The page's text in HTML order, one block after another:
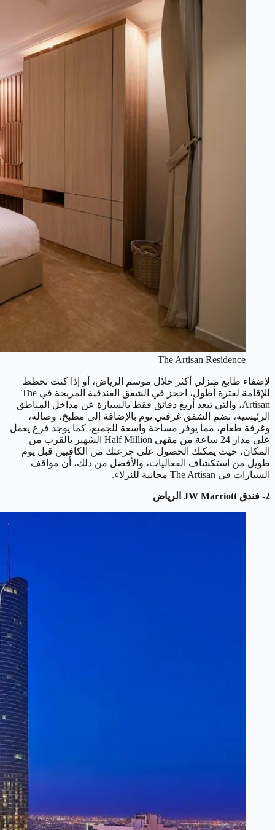
The Artisan Residence
لإضفاء طابع منزلي أكثر خلال موسم الرياض، أو إذا كنت تخطط
للإقامة لفترة أطول، احجز في الشقق الفندقية المريحة في The
Artisan، والتي تبعد أربع دقائق فقط بالسيارة عن مداخل المناطق
الرئيسية، تضم الشقق غرفتي نوم بالإضافة إلى مطبخ، وصالة،
وغرفة طعام، مما يوفر مساحة واسعة للجميع، كما يوجد فرع يعمل
على مدار 24 ساعة من مقهى Half Million الشهير بالقرب من
المكان، حيث يمكنك الحصول على جرعتك من الكافيين قبل يوم
طويل من استكشاف الفعاليات، والأفضل من ذلك، أن مواقف
السيارات في The Artisan مجانية للنزلاء.
2- فندق JW Marriott الرياض